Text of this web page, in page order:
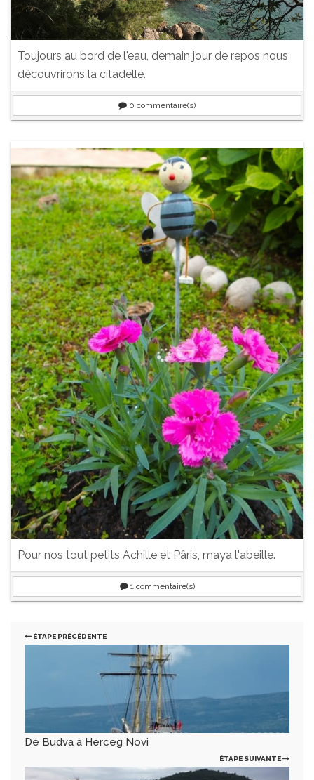
Toujours au bord de l'eau, demain jour de repos nous
découvrirons la citadelle.
0 commentaire(s)
Pour nos tout petits Achille et Pâris, maya l'abeille.
1commentaire(s)
ÉTAPE PRÉCÉDENTE
De Budva à Herceg Novi
ÉTAPE SUIVANTE